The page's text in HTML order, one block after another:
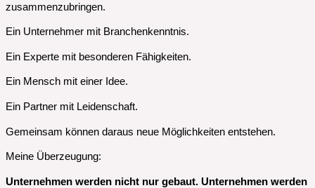
zusammenzubringen.
Ein Unternehmer mit Branchenkenntnis.
Ein Experte mit besonderen Fähigkeiten.
Ein Mensch mit einer Idee.
Ein Partner mit Leidenschaft.
Gemeinsam können daraus neue Möglichkeiten entstehen.
Meine Überzeugung:
Unternehmen werden nicht nur gebaut. Unternehmen werden